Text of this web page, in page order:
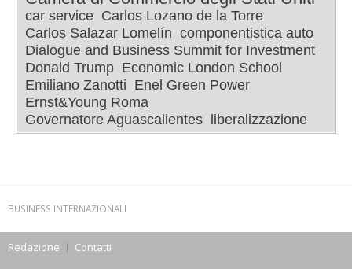
car service Carlos Lozano de la Torre
Carlos Salazar Lomelín componentistica auto
Dialogue and Business Summit for Investment
Donald Trump Economic London School
Emiliano Zanotti Enel Green Power
Ernst&Young Roma
Governatore Aguascalientes
liberalizzazione
BUSINESS INTERNAZIONALI
Redazione | Contatti